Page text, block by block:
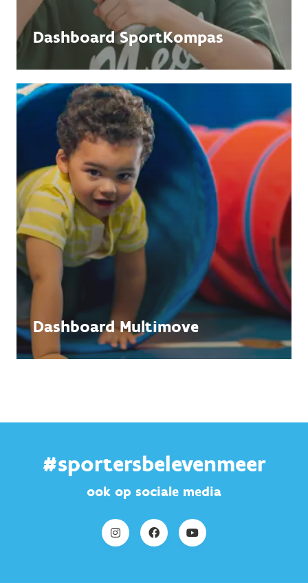
Dashboard SportKompas
Dashboard Multimove
#sportersbelevenmeer
ook op sociale media